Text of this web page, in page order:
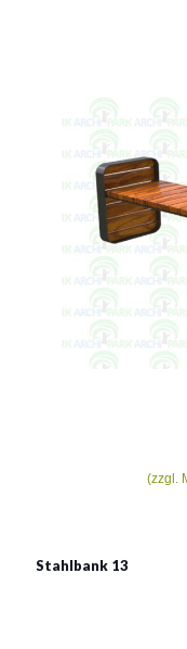
(zzgl.
Stahlbank 13